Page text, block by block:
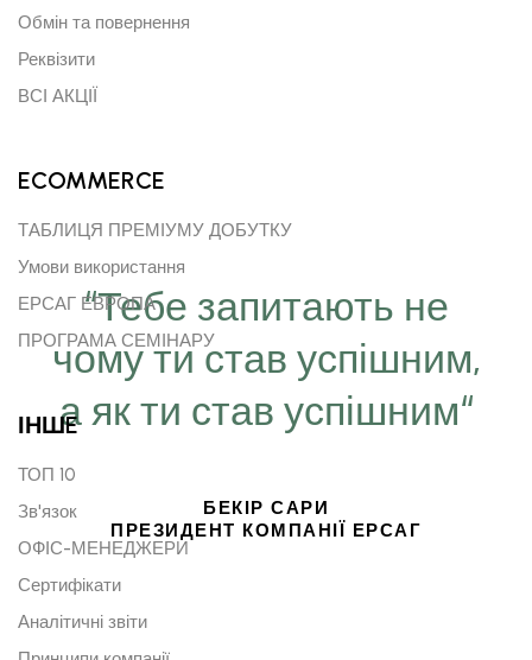
“Тебе запитають не
чому ти став успішним,
а як ти став успішним“
БЕКІР САРИ
ПРЕЗИДЕНТ КОМПАНІЇ ЕРСАГ
Обмін та повернення
Реквізити
ВСІ АКЦІЇ
ECOMMERCE
ТАБЛИЦЯ ПРЕМІУМУ ДОБУТКУ
Умови використання
ЕРСАГ ЕВРОПА
ПРОГРАМА СЕМІНАРУ
ІНШE
ТОП 10
Зв'язок
ОФІС-МЕНЕДЖЕРИ
Сертифікати
Аналітичні звіти